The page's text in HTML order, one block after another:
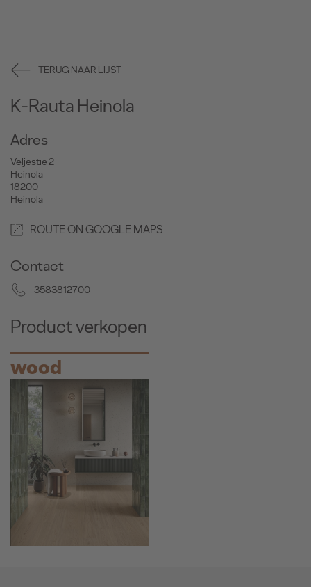
TERUG NAAR LIJST
K-Rauta Heinola
Adres
Veljestie 2
Heinola
18200
Heinola
ROUTE ON GOOGLE MAPS
Contact
3583812700
Product verkopen
wood